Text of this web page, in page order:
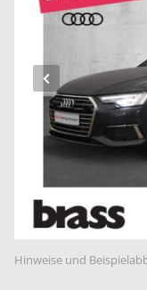
Hinweise und